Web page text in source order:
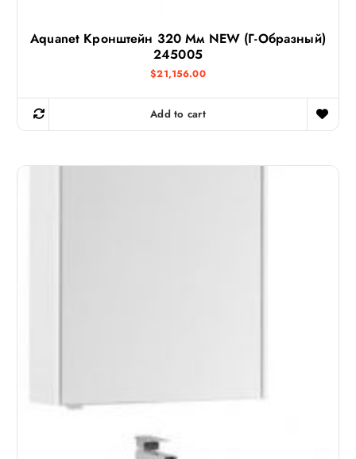
Aquanet Кронштейн 320 Мм NEW (Г-Образный)
245005
$21,156.00
Add to cart